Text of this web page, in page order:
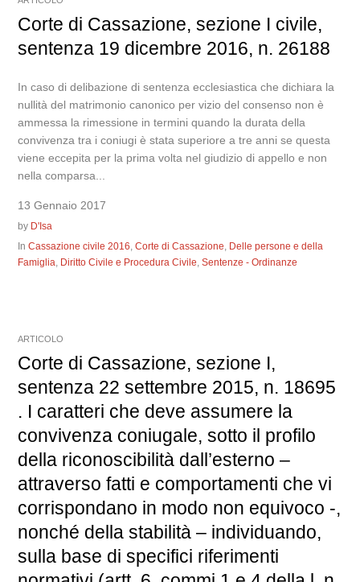
Corte di Cassazione, sezione I civile,
sentenza 19 dicembre 2016, n. 26188
In caso di delibazione di sentenza ecclesiastica che dichiara la
nullità del matrimonio canonico per vizio del consenso non è
ammessa la rimessione in termini quando la durata della
convivenza tra i coniugi è stata superiore a tre anni se questa
viene eccepita per la prima volta nel giudizio di appello e non
nella comparsa...
13 Gennaio 2017
by D'Isa
InCassazione civile 2016,Corte di Cassazione, Delle persone e della
Famiglia, Diritto Civile e Procedura Civile,Sentenze - Ordinanze
ARTICOLO
Corte di Cassazione, sezione I,
sentenza 22 settembre 2015, n. 18695
. I caratteri che deve assumere la
convivenza coniugale, sotto il profilo
della riconoscibilità dall’esterno –
attraverso fatti e comportamenti che vi
corrispondano in modo non equivoco -,
nonché della stabilità – individuando,
sulla base di specifici riferimenti